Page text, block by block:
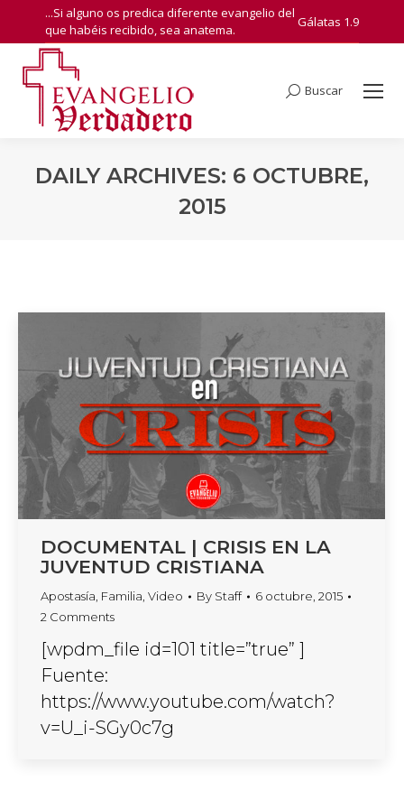
...Si alguno os predica diferente evangelio del
que habéis recibido, sea anatema.
Gálatas 1.9
Search:
Buscar
DAILY ARCHIVES: 6 OCTUBRE,
2015
DOCUMENTAL | CRISIS EN LA
JUVENTUD CRISTIANA
Apostasía Familia Video By Staff
6 octubre, 2015
2 Comments
[wpdm_file id=101 title=”true” ]
Fuente:
https://www.youtube.com/watch?
v=U_i-SGy0c7g